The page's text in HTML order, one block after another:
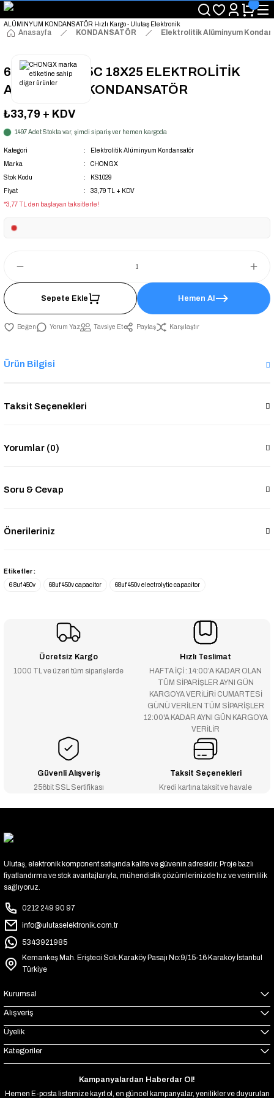
"Saat 14:00'a Kadar Verilen Siparişlerde Aynı Gün Kargo Avantajı!
"Binlerce Ürün Çeşitliliği ile Stoktan Hemen Teslim."
"Toptan Fiyatına Perakende Satış Avantajını Kaçırmayın!"
Anasayfa KONDANSATÖR Elektrolitik Alüminyum
68UF 450V 105C 18X25 ELEKTROLİTİK
ALÜMİNYUM KONDANSATÖR
₺33,79 + KDV
1497 Adet Stokta var, şimdi sipariş ver hemen kargoda
Kategori
Elektrolitik Alüminyum Kondansatör
Marka
CHONGX
Stok Kodu
KS1029
Fiyat
33,79 TL + KDV
*3,77 TL den başlayan taksitlerle!
Sepete Ekle Hemen Al
Yorum Yaz Tavsiye Et Paylaş Karşılaştır
Ürün Bilgisi
Taksit Seçenekleri
Yorumlar (0)
Soru & Cevap
Önerileriniz
Etiketler :
6 8uf 450v
68uf 450v capacitor 68uf 450v electrolytic capacitor
Ücretsiz Kargo
1000 TL ve üzeri tüm siparişlerde
Hızlı Teslimat
HAFTA İÇİ : 14:00’A KADAR OLAN
TÜM SİPARİŞLER AYNI GÜN
KARGOYA VERİLİRİ CUMARTESİ
GÜNÜ VERİLEN TÜM SİPARİŞLER
12:00'A KADAR AYNI GÜN KARGOYA
VERİLİR
Güvenli Alışveriş
256bit SSL Sertifikası
Taksit Seçenekleri
Kredi kartına taksit ve havale
Ulutaş, elektronik komponent satışında kalite ve güvenin adresidir. Proje bazlı
fiyatlandırma ve stok avantajlarıyla, mühendislik çözümlerinizde hız ve verimlilik
sağlıyoruz.
0212 249 90 97
info@ulutaselektronik.com.tr
5343921985
Kemankeş Mah. Erişteci Sok.Karaköy Pasajı No:9/15-16 Karaköy İstanbul
Türkiye
Kurumsal
Alışveriş
Üyelik
Kategoriler
Kampanyalardan Haberdar Ol!
Hemen E-posta listemize kayıt ol, en güncel kampanyalar, yenilikler ve duyuruları